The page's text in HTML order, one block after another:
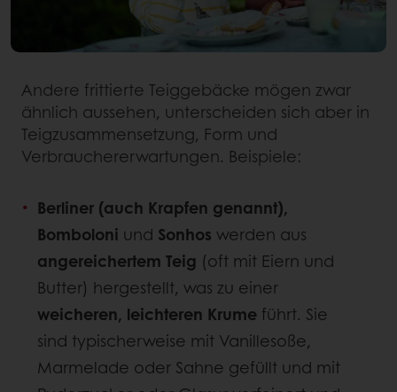
Andere frittierte Teiggebäcke mögen zwar
ähnlich aussehen, unterscheiden sich aber in
Teigzusammensetzung, Form und
Verbrauchererwartungen. Beispiele:
Berliner (auch Krapfen genannt),
Bomboloni und Sonhos werden aus
angereichertem Teig (oft mit Eiern und
Butter) hergestellt, was zu einer
weicheren, leichteren Krume führt. Sie
sind typischerweise mit Vanillesoße,
Marmelade oder Sahne gefüllt und mit